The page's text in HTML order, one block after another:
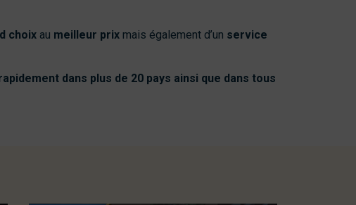
choix au meilleur prix mais également d’un service
dans plus de 20 pays ainsi que dans tous